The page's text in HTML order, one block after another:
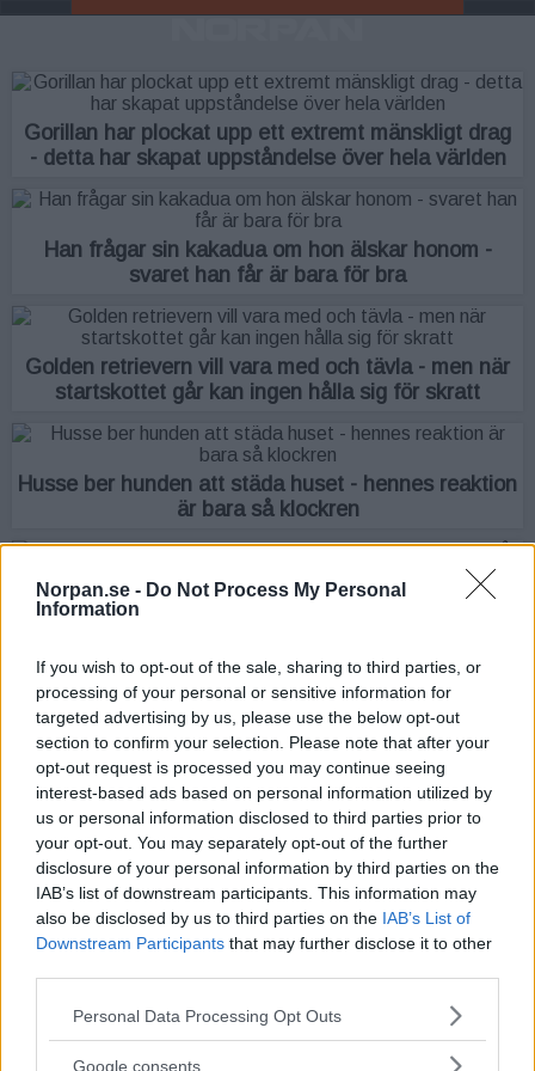
Norpan.se - Do Not Process My Personal
Information
If you wish to opt-out of the sale, sharing to third parties, or
processing of your personal or sensitive information for
targeted advertising by us, please use the below opt-out
section to confirm your selection. Please note that after your
opt-out request is processed you may continue seeing
interest-based ads based on personal information utilized by
us or personal information disclosed to third parties prior to
your opt-out. You may separately opt-out of the further
disclosure of your personal information by third parties on the
IAB’s list of downstream participants. This information may
also be disclosed by us to third parties on the IAB’s List of
Downstream Participants that may further disclose it to other
Please note that this website/app uses one or more Google
not limited to your visit or usage behaviour. You may click to
Personal Data Processing Opt Outs
Google consents
Gorillan har plockat upp ett extremt mänskligt drag
- detta har skapat uppståndelse över hela världen
Han frågar sin kakadua om hon älskar honom -
svaret han får är bara för bra
Golden retrievern vill vara med och tävla - men när
startskottet går kan ingen hålla sig för skratt
Husse ber hunden att städa huset - hennes reaktion
är bara så klockren
Papegojan söker kontakt med katten - responsen
Hunden fick en påse med bollar - det som händer
sen är bara för gulligt
Han iakttar älgen som har ett märkligt beteende -
sekunden senare hör han gråt och inser att älgen är
desperat
Han säger åt sin hund att städa huset - hundens